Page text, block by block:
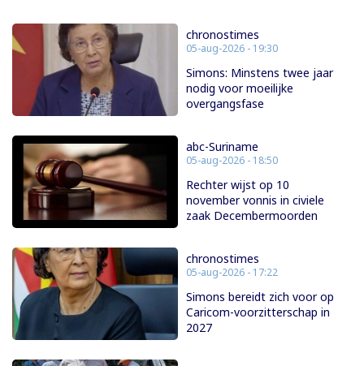
chronostimes
05-aug-2026 - 19:30
Simons: Minstens twee jaar
nodig voor moeilijke
overgangsfase
abc-Suriname
05-aug-2026 - 18:50
Rechter wijst op 10
november vonnis in civiele
zaak Decembermoorden
chronostimes
05-aug-2026 - 17:22
Simons bereidt zich voor op
Caricom-voorzitterschap in
2027